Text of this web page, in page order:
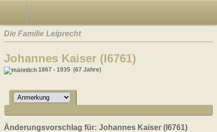
Die Familie Leiprecht
Johannes Kaiser (I6761)
1867 - 1935 (67 Jahre)
Änderungsvorschlag für: Johannes Kaiser (I6761)